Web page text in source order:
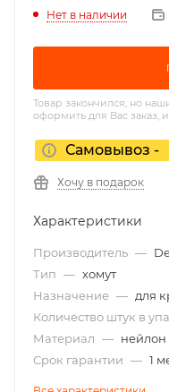
Нет в наличии
Товар закончился, но
оформить для Вас заказ,
Самовывоз -
Хочу в подарок
Характеристики
Производитель —
Тип — хомут
Назначение — для
Количество штук в
Материал — нейлон
Срок гарантии — 1